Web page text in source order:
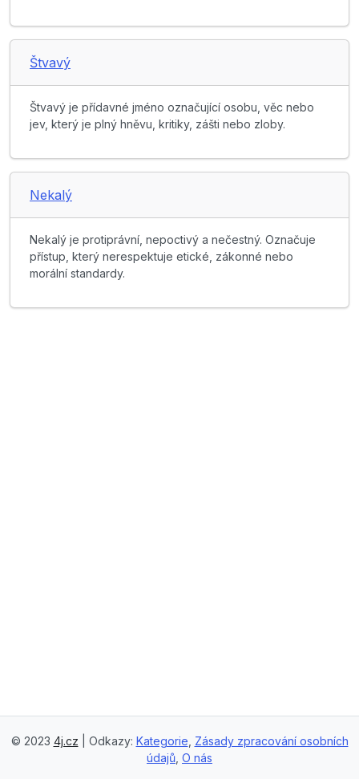
Štvavý
Štvavý je přídavné jméno označující osobu, věc nebo
jev, který je plný hněvu, kritiky, zášti nebo zloby.
Nekalý
Nekalý je protiprávní, nepoctivý a nečestný. Označuje
přístup, který nerespektuje etické, zákonné nebo
morální standardy.
© 2023 4j.cz | Odkazy: Kategorie Zásady zpracování osobních
údajů O nás